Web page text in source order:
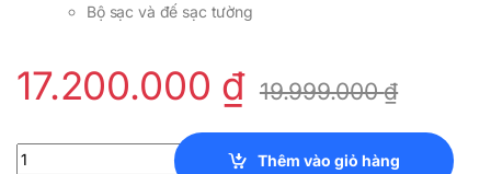
Bộ sạc và đế sạc tường
17.200.000 ₫ 19.999.000₫
Máy Hút Bụi Lau Nhà Dyson V15s Submarine quantity
Thêm vào giỏ hàng